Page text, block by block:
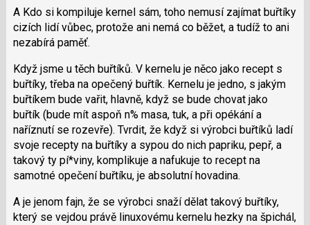
A Kdo si kompiluje kernel sám, toho nemusí zajímat buřtíky
cizích lidí vůbec, protože ani nemá co běžet, a tudíž to ani
nezabírá paměť.
Když jsme u těch buřtíků. V kernelu je něco jako recept s
buřtíky, třeba na opečený buřtík. Kernelu je jedno, s jakým
buřtíkem bude vařit, hlavně, když se bude chovat jako
buřtík (bude mít aspoň n% masa, tuk, a při opékání a
naříznutí se rozevře). Tvrdit, že když si výrobci buřtíků ladí
svoje recepty na buřtíky a sypou do nich papriku, pepř, a
takový ty pí*viny, komplikuje a nafukuje to recept na
samotné opečení buřtíku, je absolutní hovadina.
A je jenom fajn, že se výrobci snaží dělat takový buřtíky,
který se vejdou právě linuxovému kernelu hezky na špichál,